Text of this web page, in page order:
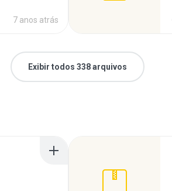
7 anos atrás
Exibir todos 338 arquivos